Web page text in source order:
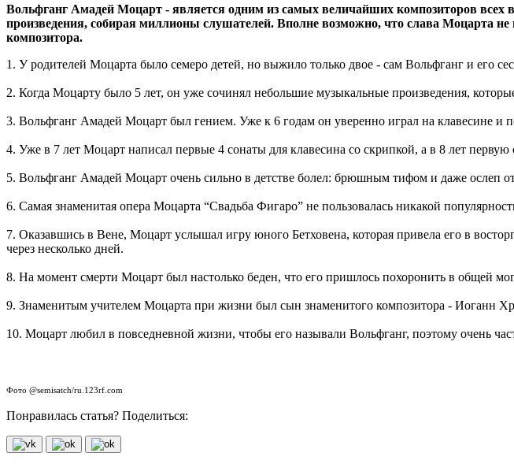
Вольфганг Амадей Моцарт - является одним из самых величайших композиторов
произведения, собирая миллионы слушателей. Вполне возможно, что слава Моцарта
композитора.
1. У родителей Моцарта было семеро детей, но выжило только двое - сам Вольфганг и его
2. Когда Моцарту было 5 лет, он уже сочинял небольшие музыкальные произведения,
3. Вольфганг Амадей Моцарт был гением. Уже к 6 годам он уверенно играл на клавесине и
4. Уже в 7 лет Моцарт написал первые 4 сонаты для клавесина со скрипкой, а в 8 лет
5. Вольфганг Амадей Моцарт очень сильно в детстве болел: брюшным тифом и даже ослеп
6. Самая знаменитая опера Моцарта “Свадьба Фигаро” не пользовалась никакой
7. Оказавшись в Вене, Моцарт услышал игру юного Бетховена, которая привела его в
через несколько дней.
8. На момент смерти Моцарт был настолько беден, что его пришлось похоронить в общей
9. Знаменитым учителем Моцарта при жизни был сын знаменитого композитора - Иоганн
10. Моцарт любил в повседневной жизни, чтобы его называли Вольфганг, поэтому очень
Фото @semisatch/ru.123rf.com
Понравилась статья? Поделиться: